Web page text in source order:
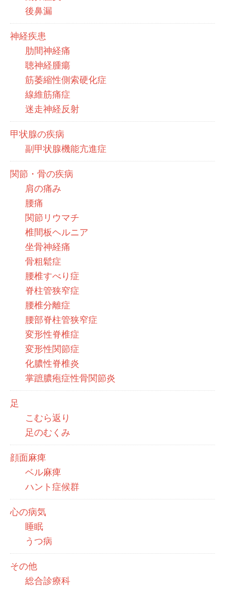
後鼻漏
神経疾患
肋間神経痛
聴神経腫瘍
筋萎縮性側索硬化症
線維筋痛症
迷走神経反射
甲状腺の疾病
副甲状腺機能亢進症
関節・骨の疾病
肩の痛み
腰痛
関節リウマチ
椎間板ヘルニア
坐骨神経痛
骨粗鬆症
腰椎すべり症
脊柱管狭窄症
腰椎分離症
腰部脊柱管狭窄症
変形性脊椎症
変形性関節症
化膿性脊椎炎
掌蹠膿疱症性骨関節炎
足
こむら返り
足のむくみ
顔面麻痺
ベル麻痺
ハント症候群
心の病気
睡眠
うつ病
その他
総合診療科